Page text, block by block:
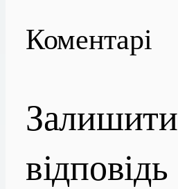
Коментарі
Залишити
відповідь